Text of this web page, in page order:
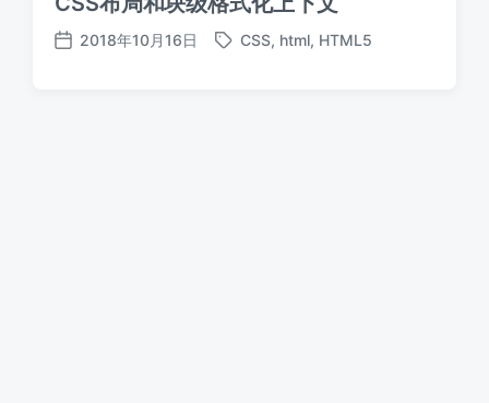
发
2018年10月16日
标
CSS, html, HTML5